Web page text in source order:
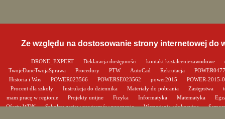
Ze względu na dostosowanie strony internetowej
DRONE_EXPERT Deklaracja dostępności kontakt ksztalceniezawodowe
TwojeDaneTwojaSprawa
Procedury PTW AutoCad Rekrutacja
Historia i Wos
POWER023566 POWERSE023562 power2015
POWER-2015-
Procent dla szkoły
Instrukcja do dziennika Materiały do pobrania Zastępstwa
mam pracę w regionie
Projekty unijne Fizyka Informatyka Matematyka
Oferty WDN
Szkolny zestaw programów nauczania Wymagania edukacyjne